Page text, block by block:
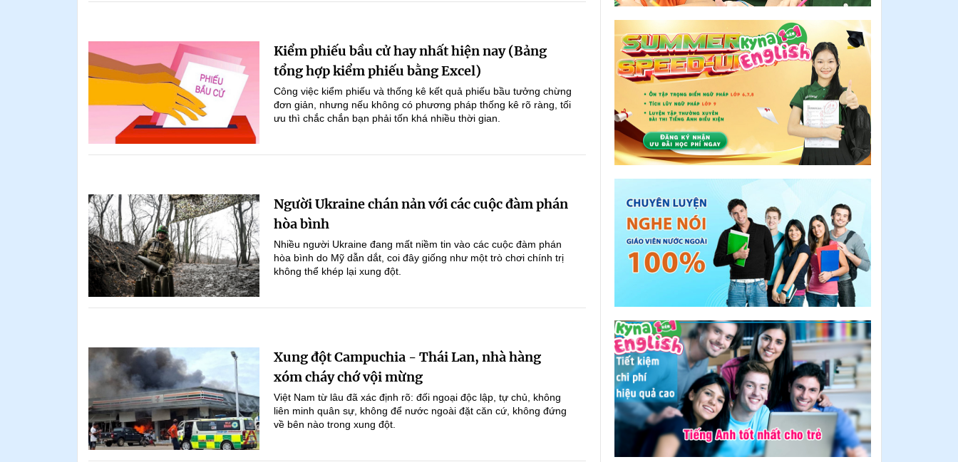
Kiểm phiếu bầu cử hay nhất hiện nay (Bảng
tổng hợp kiểm phiếu bằng Excel)
Công việc kiểm phiếu và thống kê kết quả phiếu bầu tưởng chừng
đơn giản, nhưng nếu không có phương pháp thống kê rõ ràng, tối
ưu thì chắc chắn bạn phải tốn khá nhiều thời gian.
Người Ukraine chán nản với các cuộc đàm phán
hòa bình
Nhiều người Ukraine đang mất niềm tin vào các cuộc đàm phán
hòa bình do Mỹ dẫn dắt, coi đây giống như một trò chơi chính trị
không thể khép lại xung đột.
Xung đột Campuchia - Thái Lan, nhà hàng
xóm cháy chớ vội mừng
Việt Nam từ lâu đã xác định rõ: đối ngoại độc lập, tự chủ, không
liên minh quân sự, không để nước ngoài đặt căn cứ, không đứng
về bên nào trong xung đột.